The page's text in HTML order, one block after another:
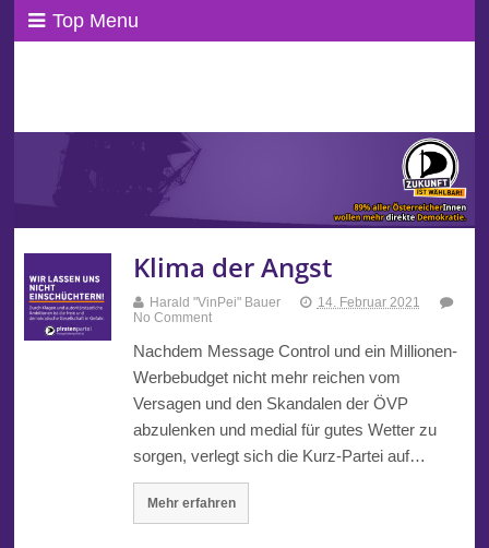
Top Menu
Klima der Angst
Harald "VinPei" Bauer
14. Februar 2021
No Comment
Nachdem Message Control und ein Millionen-
Werbebudget nicht mehr reichen vom
Versagen und den Skandalen der ÖVP
abzulenken und medial für gutes Wetter zu
sorgen, verlegt sich die Kurz-Partei auf…
Mehr erfahren